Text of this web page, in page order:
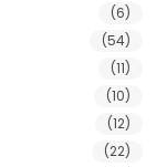
(6)
(54)
(11)
(10)
(12)
(22)